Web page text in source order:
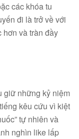
các khóa tu
đi là trở về với
hơn và tràn đầy
giữ những kỷ niệm
kêu cứu vì kiệt
tự nhiên và
nghìn like lấp